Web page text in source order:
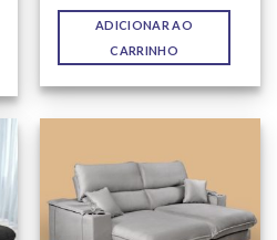
ADICIONAR AO
CARRINHO